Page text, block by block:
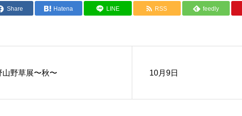
Share Hatena LINE RSS feedly
山野草展〜秋〜 10月9日